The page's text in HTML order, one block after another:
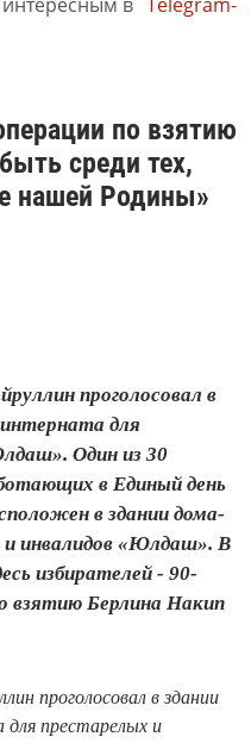
в Telegram-
по взятию
среди тех,
нашей Родины»
проголосовал в
для
Один из 30
в Единый день
в здании дома-
инвалидов «Юлдаш». В
избирателей - 90-
взятию Берлина Накип
проголосовал в здании
для престарелых и